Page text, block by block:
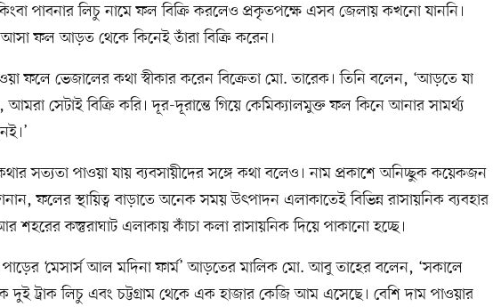
পাবনার লিচু নামে ফল বিক্রি করলেও প্রকৃতপক্ষে এসব জেলায় কখনো যাননি।
আসা ফল আড়ত থেকে কিনেই তাঁরা বিক্রি করেন।
ফলে ভেজালের কথা স্বীকার করেন বিক্রেতা মো. তারেক। তিনি বলেন, ‘আড়তে যা
আমরা সেটাই বিক্রি করি। দূর-দূরান্তে গিয়ে কেমিক্যালমুক্ত ফল কিনে আনার সামর্থ্য
সত্যতা পাওয়া যায় ব্যবসায়ীদের সঙ্গে কথা বলেও। নাম প্রকাশে অনিচ্ছুক কয়েকজন
ফলের স্থায়িত্ব বাড়াতে অনেক সময় উৎপাদন এলাকাতেই বিভিন্ন রাসায়নিক ব্যবহার
শহরের কস্তুরাঘাট এলাকায় কাঁচা কলা রাসায়নিক দিয়ে পাকানো হচ্ছে।
পাড়ের ‘মেসার্স আল মদিনা ফার্ম’ আড়তের মালিক মো. আবু তাহের বলেন, ‘সকালে
দুই ট্রাক লিচু এবং চট্টগ্রাম থেকে এক হাজার কেজি আম এসেছে। বেশি দাম পাওয়ার